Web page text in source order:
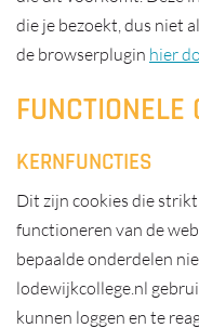
die je bezoekt, dus niet
de browserplugin hier
FUNCTIONELE
KERNFUNCTIES
Dit zijn cookies die
functioneren van de
bepaalde onderdelen
lodewijkcollege.nl
kunnen loggen en te